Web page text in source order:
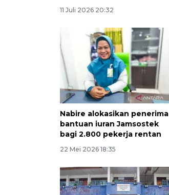
11 Juli 2026 20:32
Nabire alokasikan penerima
bantuan iuran Jamsostek
bagi 2.800 pekerja rentan
22 Mei 2026 18:35